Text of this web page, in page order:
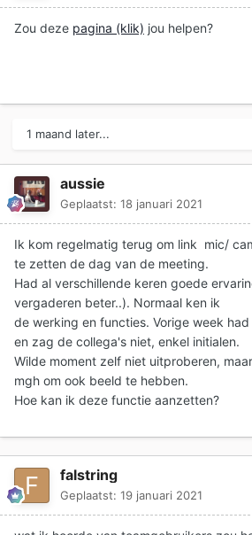
Zou deze pagina (klik) jou helpen?
1 maand later...
aussie
Geplaatst: 18 januari 2021
Ik kom regelmatig terug om link mic/
te zetten de dag van de meeting.
Had al verschillende keren goede
vergaderen beter..). Normaal ken ik
de werking en functies. Vorige week
en zag de collega's niet, enkel initialen.
Wilde moment zelf niet uitproberen,
mgh om ook beeld te hebben.
Hoe kan ik deze functie aanzetten?
falstring
Geplaatst: 19 januari 2021